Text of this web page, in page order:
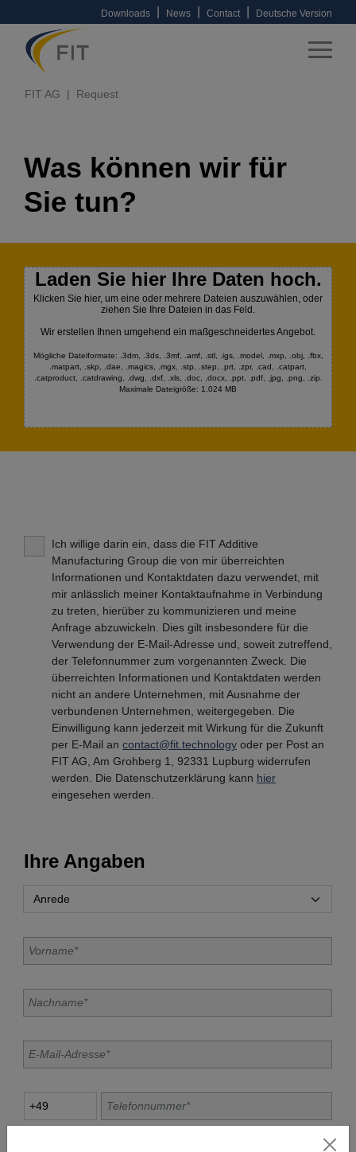
Downloads News Contact Deutsche Version
FIT AG Request
Was können wir für
Sie tun?
Laden Sie hier Ihre Daten hoch.
Klicken Sie hier, um eine oder mehrere Dateien auszuwählen, oder
ziehen Sie Ihre Dateien in das Feld.
Wir erstellen Ihnen umgehend ein maßgeschneidertes Angebot.
Mögliche Dateiformate: .3dm, .3ds, .3mf, .amf, .stl, .igs, .model, .mxp, .obj, .fbx,
.matpart, .skp, .dae, .magics, .mgx, .stp, .step, .prt, .zpr, .cad, .catpart,
.catproduct, .catdrawing, .dwg, .dxf, .xls, .doc, .docx, .ppt, .pdf, .jpg, .png, .zip.
Maximale Dateigröße: 1.024 MB
Ich willige darin ein, dass die FIT Additive
Manufacturing Group die von mir überreichten
Informationen und Kontaktdaten dazu verwendet, mit
mir anlässlich meiner Kontaktaufnahme in Verbindung
zu treten, hierüber zu kommunizieren und meine
Anfrage abzuwickeln. Dies gilt insbesondere für die
Verwendung der E-Mail-Adresse und, soweit zutreffend,
der Telefonnummer zum vorgenannten Zweck. Die
überreichten Informationen und Kontaktdaten werden
nicht an andere Unternehmen, mit Ausnahme der
verbundenen Unternehmen, weitergegeben. Die
Einwilligung kann jederzeit mit Wirkung für die Zukunft
per E-Mail an contact@fit.technology oder per Post an
FIT AG, Am Grohberg 1, 92331 Lupburg widerrufen
werden. Die Datenschutzerklärung kann hier
eingesehen werden.
Ihre Angaben